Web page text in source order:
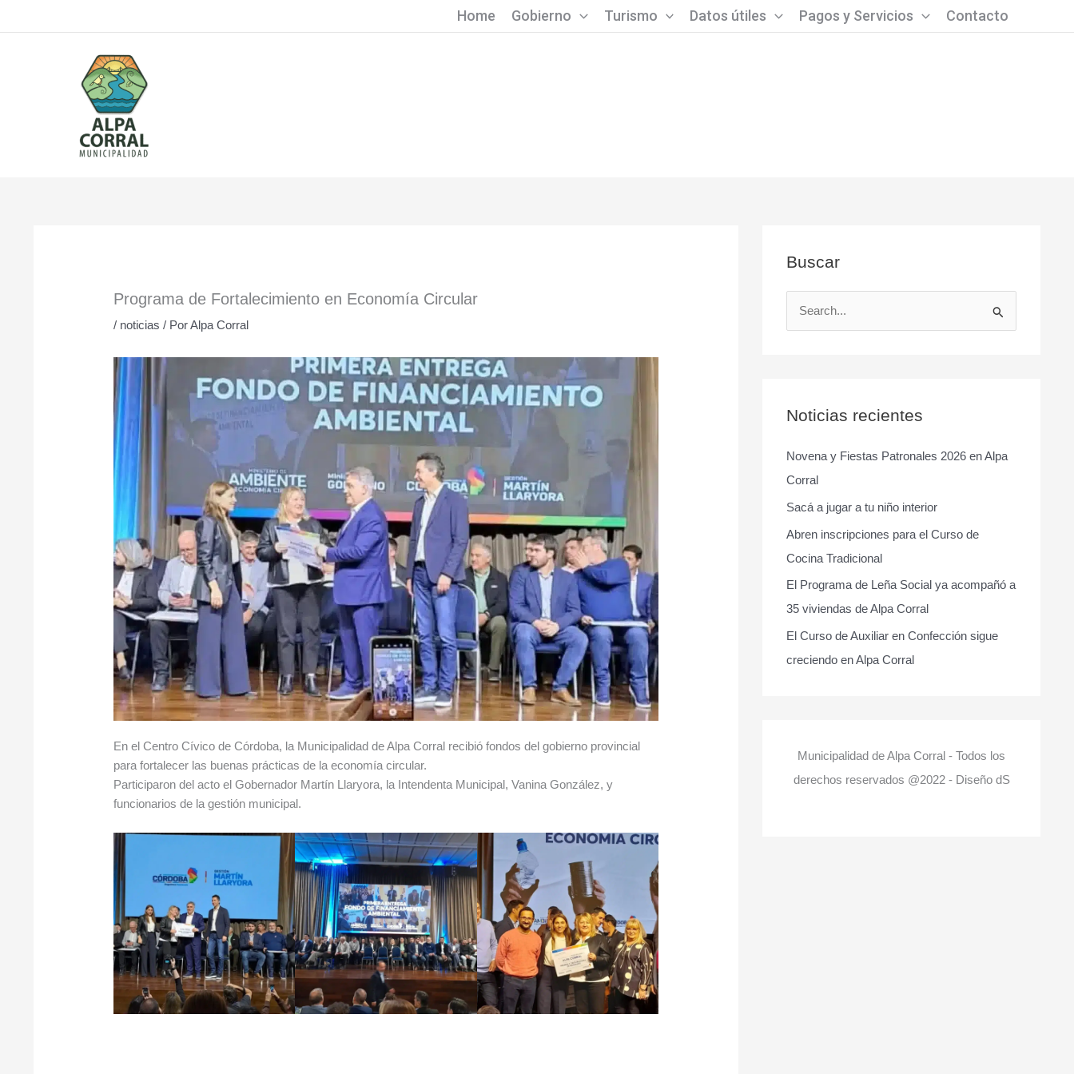
Home Gobierno Turismo Datos útiles Pagos y Servicios Contacto
Programa de Fortalecimiento en Economía Circular
/ noticias / PorAlpa Corral
En el Centro Cívico de Córdoba, la Municipalidad de Alpa Corral recibió fondos del gobierno provincial
para fortalecer las buenas prácticas de la economía circular.
Participaron del acto el Gobernador Martín Llaryora, la Intendenta Municipal, Vanina González, y
funcionarios de la gestión municipal.
Buscar
a
p
o
r
:
Noticias recientes
Novena y Fiestas Patronales 2026 en Alpa
Corral
Sacá a jugar a tu niño interior
Abren inscripciones para el Curso de
Cocina Tradicional
El Programa de Leña Social ya acompañó a
35 viviendas de Alpa Corral
El Curso de Auxiliar en Confección sigue
creciendo en Alpa Corral
Municipalidad de Alpa Corral - Todos los
derechos reservados @2022 - Diseño dS